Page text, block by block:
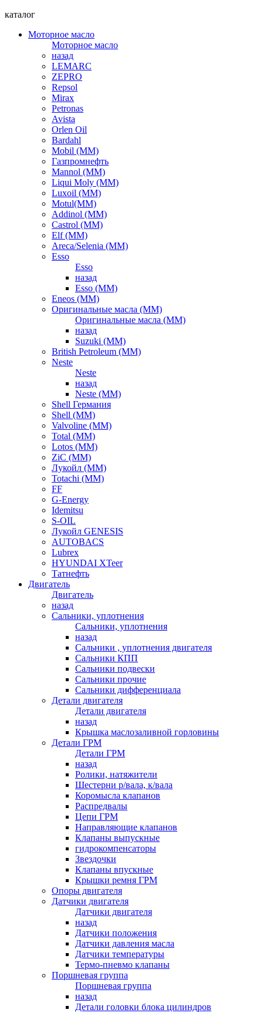
каталог
Моторное масло
Моторное масло
назад
LEMARC
ZEPRO
Repsol
Mirax
Petronas
Avista
Orlen Oil
Bardahl
Mobil (ММ)
Газпромнефть
Mannol (ММ)
Liqui Moly (ММ)
Luxoil (ММ)
Motul(ММ)
Addinol (ММ)
Castrol (ММ)
Elf (ММ)
Areca/Selenia (ММ)
Esso
Esso
назад
Esso (ММ)
Eneos (ММ)
Оригинальные масла (ММ)
Оригинальные масла (ММ)
назад
Suzuki (ММ)
British Petroleum (ММ)
Neste
Neste
назад
Neste (ММ)
Shell Германия
Shell (ММ)
Valvoline (ММ)
Total (ММ)
Lotos (ММ)
ZiC (ММ)
Лукойл (ММ)
Totachi (MM)
FF
G-Energy
Idemitsu
S-OIL
Лукойл GENESIS
AUTOBACS
Lubrex
HYUNDAI XTeer
Татнефть
Двигатель
Двигатель
назад
Сальники, уплотнения
Сальники, уплотнения
назад
Сальники , уплотнения двигателя
Сальники КПП
Сальники подвески
Сальники прочие
Сальники дифференциала
Детали двигателя
Детали двигателя
назад
Крышка маслозаливной горловины
Детали ГРМ
Детали ГРМ
назад
Ролики, натяжители
Шестерни р/вала, к/вала
Коромысла клапанов
Распредвалы
Цепи ГРМ
Направляющие клапанов
Клапаны выпускные
гидрокомпенсаторы
Звездочки
Клапаны впускные
Крышки ремня ГРМ
Опоры двигателя
Датчики двигателя
Датчики двигателя
назад
Датчики положения
Датчики давления масла
Датчики температуры
Термо-пневмо клапаны
Поршневая группа
Поршневая группа
назад
Детали головки блока цилиндров